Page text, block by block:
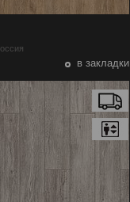
в закладки